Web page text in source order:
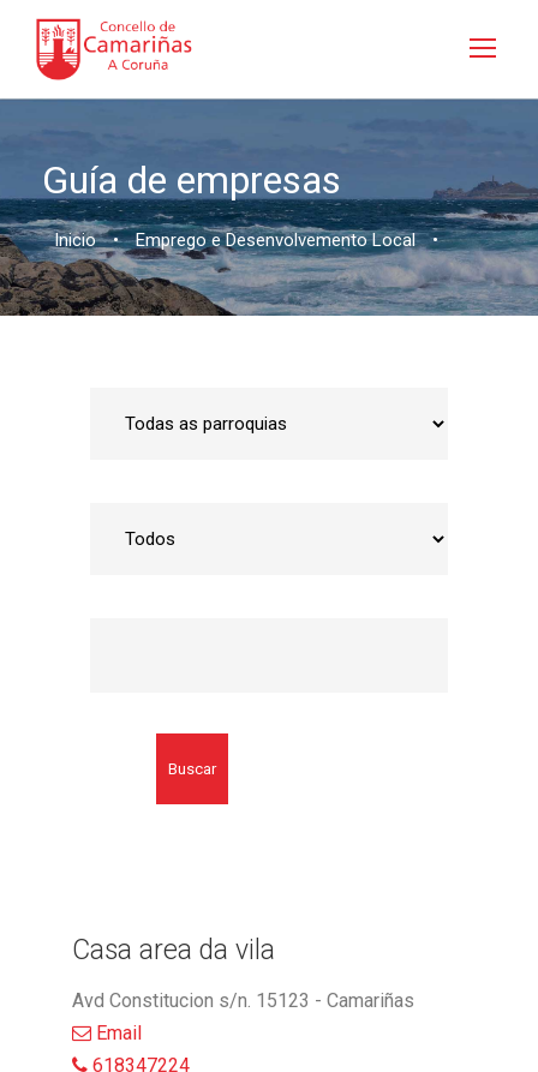
Guía de empresas
Inicio • Emprego e Desenvolvemento Local •
Buscar
Casa area da vila
Avd Constitucion s/n. 15123 - Camariñas
Email
618347224